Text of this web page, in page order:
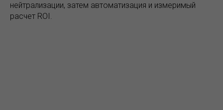
нейтрализации, затем автоматизация и измеримый
расчет ROI.